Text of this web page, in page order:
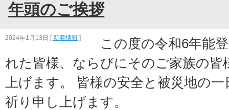
年頭のご挨拶
2024年1月13日 [ 新着情報 ]
この度の令和6年能
れた皆様、ならびにそのご家族の皆
上げます。 皆様の安全と被災地の
祈り申し上げます。